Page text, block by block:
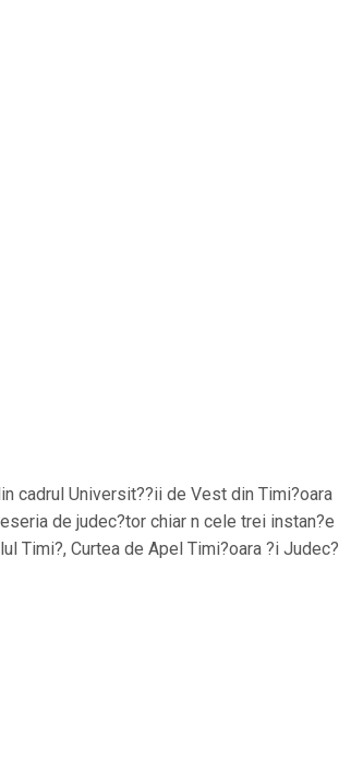
cadrul Universit??ii de Vest din Timi?oara
de judec?tor chiar n cele trei instan?e
Timi?, Curtea de Apel Timi?oara ?i Judec?